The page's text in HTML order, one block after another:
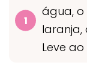
água, o
laranja,
Leve